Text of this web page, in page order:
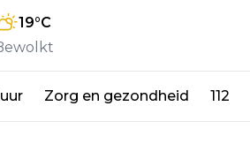
19°C
Zorg en gezondheid 112